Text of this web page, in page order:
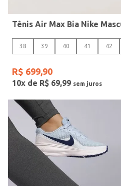
Cores
38 39 40 41 42
R$ 699,90
10x de R$ 69,99